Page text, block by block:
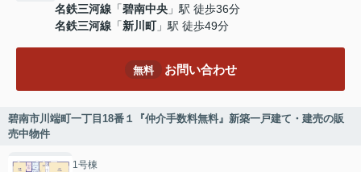
名鉄三河線 「碧南中央 」駅 徒歩36分
名鉄三河線 「新川町」駅 徒歩49分
無料 お問い合わせ
碧南市川端町一丁目18番１『仲介手数料無料』新築一戸建て・建売の販
売中物件
1号棟